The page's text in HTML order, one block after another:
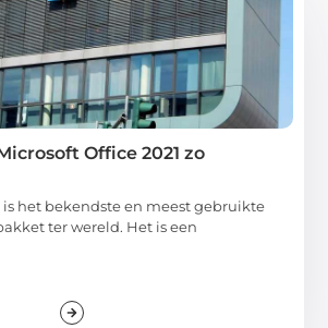
Office 2021 zo
is het bekendste en meest gebruikte
ter wereld. Het is een